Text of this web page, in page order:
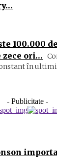
100.000
zece ori…
în
- Publicitate -